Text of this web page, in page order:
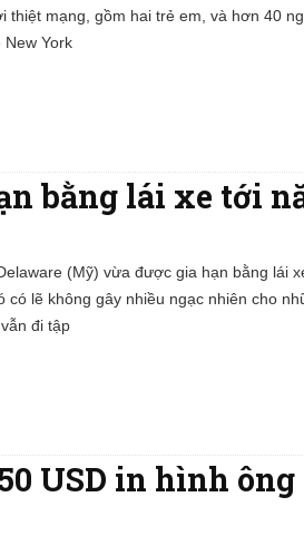
thiệt mạng, gồm hai trẻ em, và hơn 40
York
bằng lái xe tới
(Mỹ) vừa được gia hạn bằng lái
có lẽ không gây nhiều ngạc nhiên cho
đi tập
USD in hình